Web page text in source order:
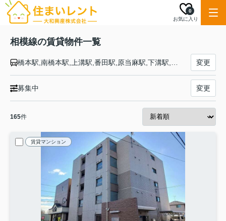
お気に入り
0
相模線の賃貸物件一覧
変更
募集中 変更
165件
賃貸マンション